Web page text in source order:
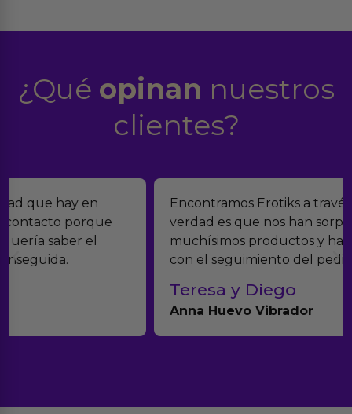
¿Qué opinan nuestros
clientes?
Encontramos Erotiks a través de Google y la
verdad es que nos han sorprendido. Tienen
muchísimos productos y han sido super atentos
con el seguimiento del pedido.